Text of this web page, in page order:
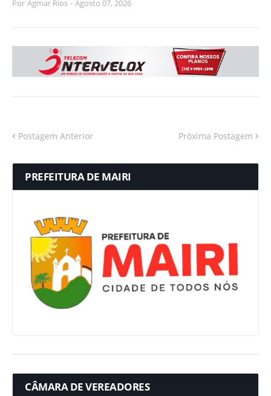
Por Agmar Rios - Agosto 07, 2026
Postagem Anterior Próxima Postagem
PREFEITURA DE MAIRI
CÂMARA DE VEREADORES